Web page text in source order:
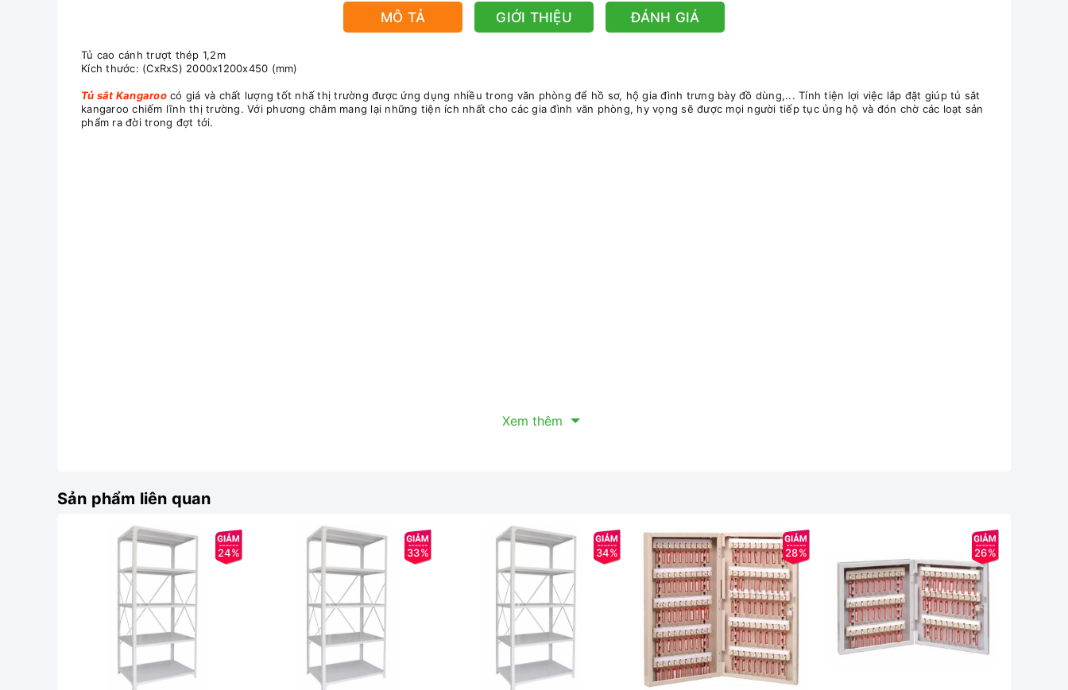
MÔ TẢ GIỚI THIỆU ĐÁNH GIÁ
Tủ cao cánh trượt thép 1,2m
Kích thước: (CxRxS) 2000x1200x450 (mm)
Tủ sắt Kangaroocó giá và chất lượng tốt nhấ thị trường được ứng dụng nhiều trong văn phòng để hồ sơ, hộ gia đình trưng bày đồ dùng,... Tính tiện lợi việc lắp đặt giúp tủ sắt
kangaroo chiếm lĩnh thị trường. Với phương châm mang lại những tiện ích nhất cho các gia đình văn phòng, hy vọng sẽ được mọi người tiếp tục ủng hộ và đón chờ các loạt sản
phẩm ra đời trong đợt tới.
Xem thêm
Sản phẩm liên quan
24% 33% 34% 28% 26%